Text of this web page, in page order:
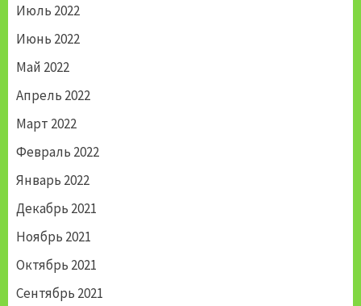
Июль 2022
Июнь 2022
Май 2022
Апрель 2022
Март 2022
Февраль 2022
Январь 2022
Декабрь 2021
Ноябрь 2021
Октябрь 2021
Сентябрь 2021